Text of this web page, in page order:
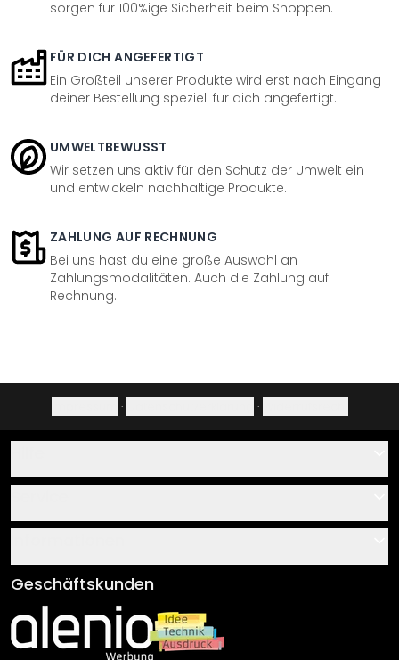
sorgen für 100%ige Sicherheit beim Shoppen.
FÜR DICH ANGEFERTIGT
Ein Großteil unserer Produkte wird erst nach Eingang
deiner Bestellung speziell für dich angefertigt.
UMWELTBEWUSST
Wir setzen uns aktiv für den Schutz der Umwelt ein
und entwickeln nachhaltige Produkte.
ZAHLUNG AUF RECHNUNG
Bei uns hast du eine große Auswahl an
Zahlungsmodalitäten. Auch die Zahlung auf
Rechnung.
· ·
Über uns
Klebe- und Montageanleitungen
Newsletter An-/Abmeldung
AGB
Impressum
Versand & Zahlung
Geschäftskunden